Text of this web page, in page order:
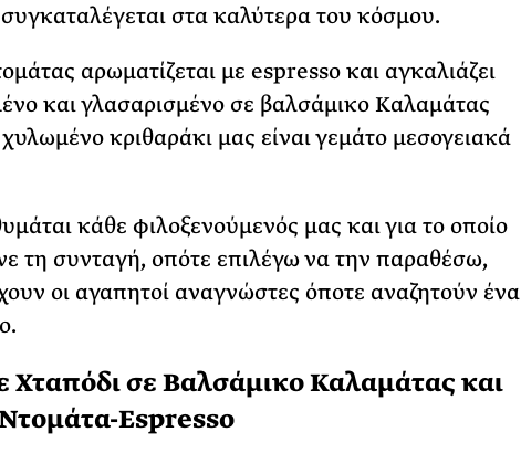
συγκαταλέγεται στα καλύτερα του κόσμου.
αρωματίζεται με espresso και αγκαλιάζει
και γλασαρισμένο σε βαλσάμικο Καλαμάτας
κριθαράκι μας είναι γεμάτο μεσογειακά
κάθε φιλοξενούμενός μας και για το οποίο
τη συνταγή, οπότε επιλέγω να την παραθέσω,
οι αγαπητοί αναγνώστες όποτε αναζητούν ένα
Χταπόδι σε Βαλσάμικο Καλαμάτας και
Espresso